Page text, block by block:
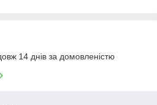
14 днів за домовленістю